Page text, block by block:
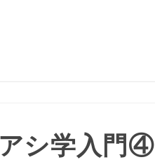
シ学入門④